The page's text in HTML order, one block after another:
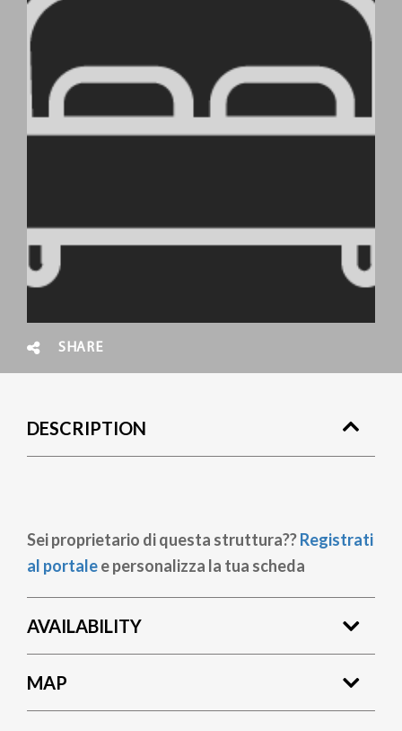
SHARE
DESCRIPTION
Sei proprietario di questa struttura??Registrati
al portalee personalizza la tua scheda
AVAILABILITY
MAP